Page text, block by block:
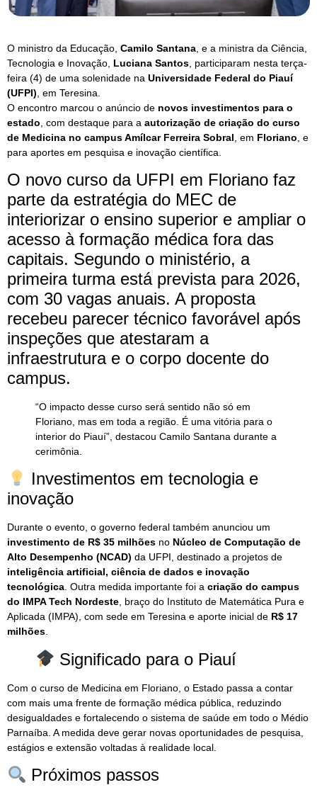
O ministro da Educação, Camilo Santana , e a ministra da Ciência,
Tecnologia e Inovação, Luciana Santos , participaram nesta terça-
feira (4) de uma solenidade na Universidade Federal do Piauí
(UFPI) , em Teresina.
O encontro marcou o anúncio de novos investimentos para o
estado , com destaque para a autorização de criação do curso
de Medicina no campus Amílcar Ferreira Sobral , em Floriano , e
para aportes em pesquisa e inovação científica.
O novo curso da UFPI em Floriano faz
parte da estratégia do MEC de
interiorizar o ensino superior e ampliar o
acesso à formação médica fora das
capitais. Segundo o ministério, a
primeira turma está prevista para 2026,
com 30 vagas anuais. A proposta
recebeu parecer técnico favorável após
inspeções que atestaram a
infraestrutura e o corpo docente do
campus.
“O impacto desse curso será sentido não só em
Floriano, mas em toda a região. É uma vitória para o
interior do Piauí”, destacou Camilo Santana durante a
cerimônia.
Investimentos em tecnologia e
inovação
Durante o evento, o governo federal também anunciou um
investimento de R$ 35 milhões no Núcleo de Computação de
Alto Desempenho (NCAD) da UFPI, destinado a projetos de
inteligência artificial, ciência de dados e inovação
tecnológica. Outra medida importante foi a criação do campus
do IMPA Tech Nordeste, braço do Instituto de Matemática Pura e
Aplicada (IMPA), com sede em Teresina e aporte inicial de R$ 17
milhões.
Significado para o Piauí
Com o curso de Medicina em Floriano, o Estado passa a contar
com mais uma frente de formação médica pública, reduzindo
desigualdades e fortalecendo o sistema de saúde em todo o Médio
Parnaíba. A medida deve gerar novas oportunidades de pesquisa,
estágios e extensão voltadas à realidade local.
Próximos passos